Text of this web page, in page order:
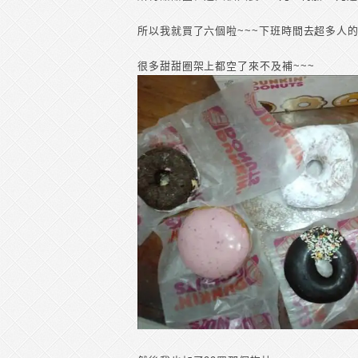
所以我就買了六個啦~~~下班時間去超多人
很多甜甜圈架上都空了來不及補~~~